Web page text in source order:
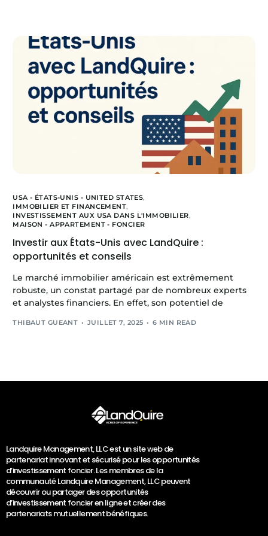
USA - ÉTATS-UNIS - UNITED STATES,
IMMOBILIER ET FINANCEMENT,
INVESTISSEMENT AUX USA DANS L'IMMOBILIER,
MAISON - APPARTEMENT - FONCIER
Investir aux États-Unis avec LandQuire :
opportunités et conseils
Le marché immobilier américain est extrêmement
robuste, un constat partagé par de nombreux experts
et analystes financiers. En effet, son potentiel de
THIBAUT GUEANT JUILLET 7, 2025 6 MIN READ
Landquire Management, LLC est un site web de
partenariat innovant et sécurisé pour les opportunités
d’investissement foncier. Les membres de la
communauté Landquire Management, LLC peuvent
découvrir ou partager des opportunités
d’investissement foncier en ligne et créer des
partenariats mutuellement bénéfiques.